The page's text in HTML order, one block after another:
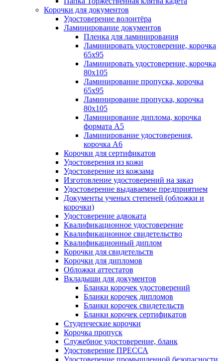
Корочки для документов
Удостоверение волонтёра
Ламинирование документов
Пленка для ламинирования
Ламинировать удостоверение, корочка
65х95
Ламинировать удостоверение, корочка
80х105
Ламинирование пропуска, корочка
65х95
Ламинирование пропуска, корочка
80х105
Ламинирование диплома, корочка
формата А5
Ламинирование удостоверения,
корочка А6
Корочки для сертификатов
Удостоверения из кожи
Удостоверение из кожзама
Изготовление удостоверений на заказ
Удостоверение выдаваемое предприятием
Документы ученых степеней (обложки и
корочки)
Удостоверение адвоката
Квалификационное удостоверение
Квалификационное свидетельство
Квалификационный диплом
Корочки для свидетельств
Корочки для дипломов
Обложки аттестатов
Вкладыши для документов
Бланки корочек удостоверений
Бланки корочек дипломов
Бланки корочек свидетельств
Бланки корочек сертификатов
Студенческие корочки
Корочка пропуск
Служебное удостоверение, бланк
Удостоверение ПРЕССА
Удостоверение промышленной безопасности